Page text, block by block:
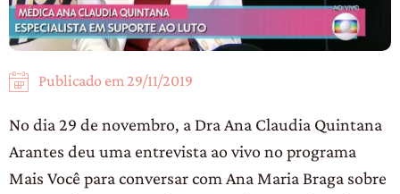
Publicado em29/11/2019
No dia 29 de novembro, a Dra Ana Claudia Quintana
Arantes deu uma entrevista ao vivo no programa
Mais Você para conversar com Ana Maria Braga sobre